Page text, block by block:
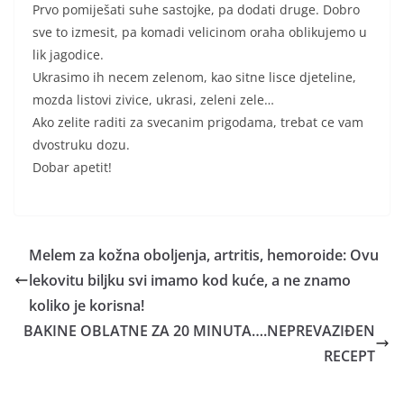
Prvo pomiješati suhe sastojke, pa dodati druge. Dobro
sve to izmesit, pa komadi velicinom oraha oblikujemo u
lik jagodice.
Ukrasimo ih necem zelenom, kao sitne lisce djeteline,
mozda listovi zivice, ukrasi, zeleni zele…
Ako zelite raditi za svecanim prigodama, trebat ce vam
dvostruku dozu.
Dobar apetit!
Melem za kožna oboljenja, artritis, hemoroide: Ovu
lekovitu biljku svi imamo kod kuće, a ne znamo
koliko je korisna!
BAKINE OBLATNE ZA 20 MINUTA….NEPREVAZIĐEN
RECEPT